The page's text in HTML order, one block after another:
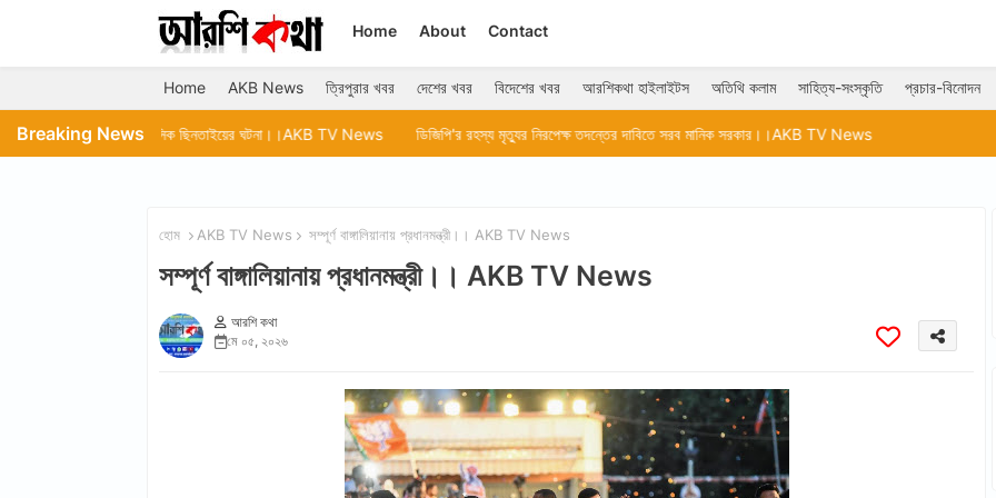
Home About Contact
Home AKB News ত্রিপুরার খবর দেশের খবর বিদেশের খবর আরশিকথা হাইলাইটস অতিথি কলাম সাহিত্য-সংস্কৃতি প্রচার-বিনোদন
Breaking News
দুঃসাহসিক ছিনতাইয়ের ঘটনা।।AKB TV News ডিজিপি'র রহস্য মৃত্যুর নিরপেক্ষ তদন্তের দাবিতে সরব মানিক সরকার।।AKB TV News
হোম AKB TV News সম্পূর্ণ বাঙ্গালিয়ানায় প্রধানমন্ত্রী।। AKB TV News
সম্পূর্ণ বাঙ্গালিয়ানায় প্রধানমন্ত্রী।। AKB TV News
আরশি কথা
মে ০৫, ২০২৬